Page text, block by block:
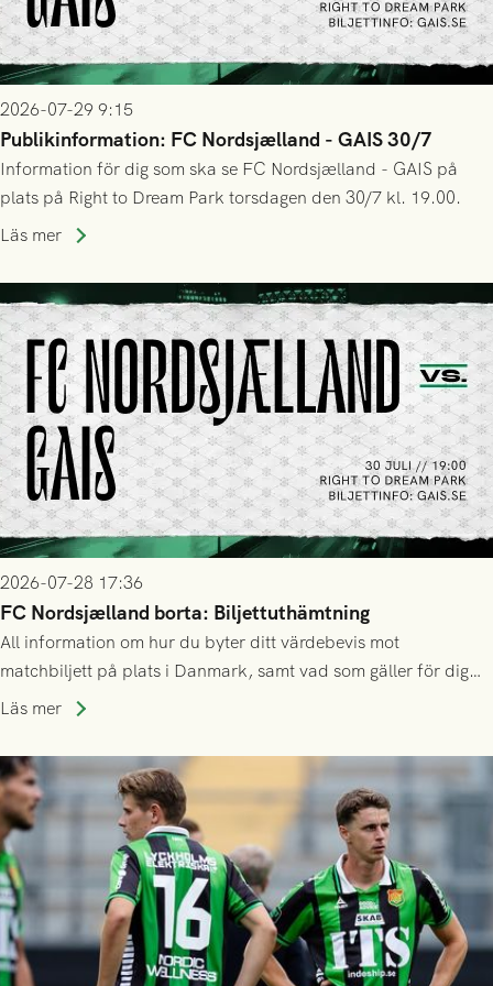
2026-07-29 9:15
Publikinformation: FC Nordsjælland - GAIS 30/7
Information för dig som ska se FC Nordsjælland - GAIS på
plats på Right to Dream Park torsdagen den 30/7 kl. 19.00.
Läs mer
2026-07-28 17:36
FC Nordsjælland borta: Biljettuthämtning
All information om hur du byter ditt värdebevis mot
matchbiljett på plats i Danmark, samt vad som gäller för dig
som står på reservlista eller fått förhinder.
Läs mer